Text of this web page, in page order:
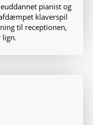
pianist og
klaverspil
til receptionen,
lign.